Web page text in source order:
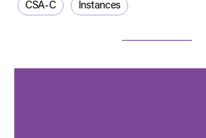
CSA-C Instances